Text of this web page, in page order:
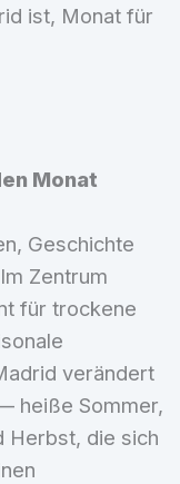
ist, Monat für
Monat
Geschichte
Zentrum
für trockene
verändert
heiße Sommer,
Herbst, die sich